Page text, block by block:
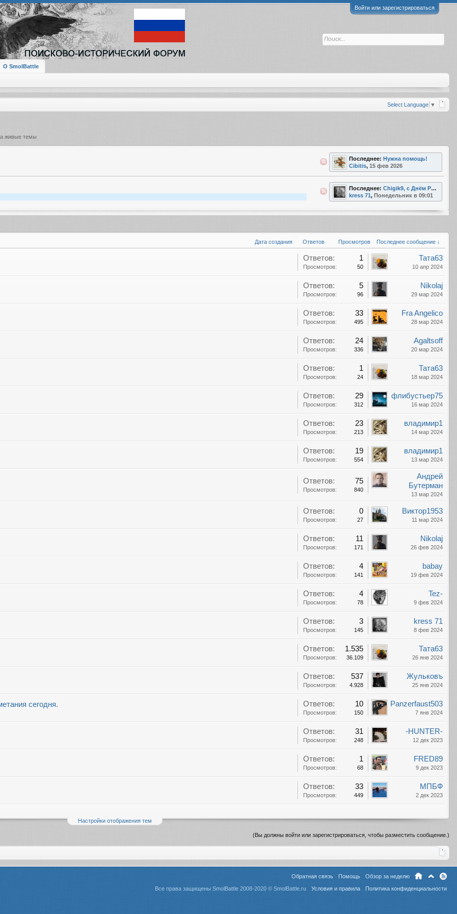
Войти или зарегистрироваться
О SmolBattle
Select Language ▼
живые темы
Последнее: Нужна помощь!
Cibitis, 15 фев 2026
Последнее: Chigik9, с Днём Рождения!
kress 71, Понедельник в 09:01
Дата создания Ответов Просмотров Последнее сообщение ↓
Ответов: 1
Просмотров: 50
Тата63
10 апр 2024
Ответов: 5
Просмотров: 96
Nikolaj
29 мар 2024
Ответов: 33
Просмотров: 495
Fra Angelico
28 мар 2024
Ответов: 24
Просмотров: 336
Agaltsoff
20 мар 2024
Ответов: 1
Просмотров: 24
Тата63
18 мар 2024
Ответов: 29
Просмотров: 312
флибустьер75
16 мар 2024
Ответов: 23
Просмотров: 213
владимир1
14 мар 2024
Ответов: 19
Просмотров: 554
владимир1
13 мар 2024
Ответов: 75
Просмотров: 840
Андрей
Бутерман
13 мар 2024
Ответов: 0
Просмотров: 27
Виктор1953
11 мар 2024
Ответов: 11
Просмотров: 171
Nikolaj
26 фев 2024
Ответов: 4
Просмотров: 141
babay
19 фев 2024
Ответов: 4
Просмотров: 78
Tez-
9 фев 2024
Ответов: 3
Просмотров: 145
kress 71
8 фев 2024
Ответов: 1.535
Просмотров: 36.109
Тата63
26 янв 2024
Ответов: 537
Просмотров: 4.928
Жульковъ
25 янв 2024
сегодня. Ответов: 10
Просмотров: 150
Panzerfaust503
7 янв 2024
Ответов: 31
Просмотров: 248
-HUNTER-
12 дек 2023
Ответов: 1
Просмотров: 68
FRED89
9 дек 2023
Ответов: 33
Просмотров: 449
МПБФ
2 дек 2023
Настройки отображения тем
(Вы должны войти или зарегистрироваться, чтобы разместить сообщение.)
Обратная связь Помощь
Обзор за неделю
Условия и правила
Политика конфиденциальности
Все права защищены SmolBattle 2008-2020 © SmolBattle.ru